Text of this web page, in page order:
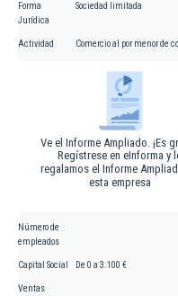
Forma
Jurídica
Sociedad limitada
Actividad Comercio al por menor de
Ve el Informe Ampliado. ¡Es
Regístrese en eInforma y
regalamos el Informe
esta empresa
Número de
empleados
Capital Social De 0 a 3.100 €
Ventas